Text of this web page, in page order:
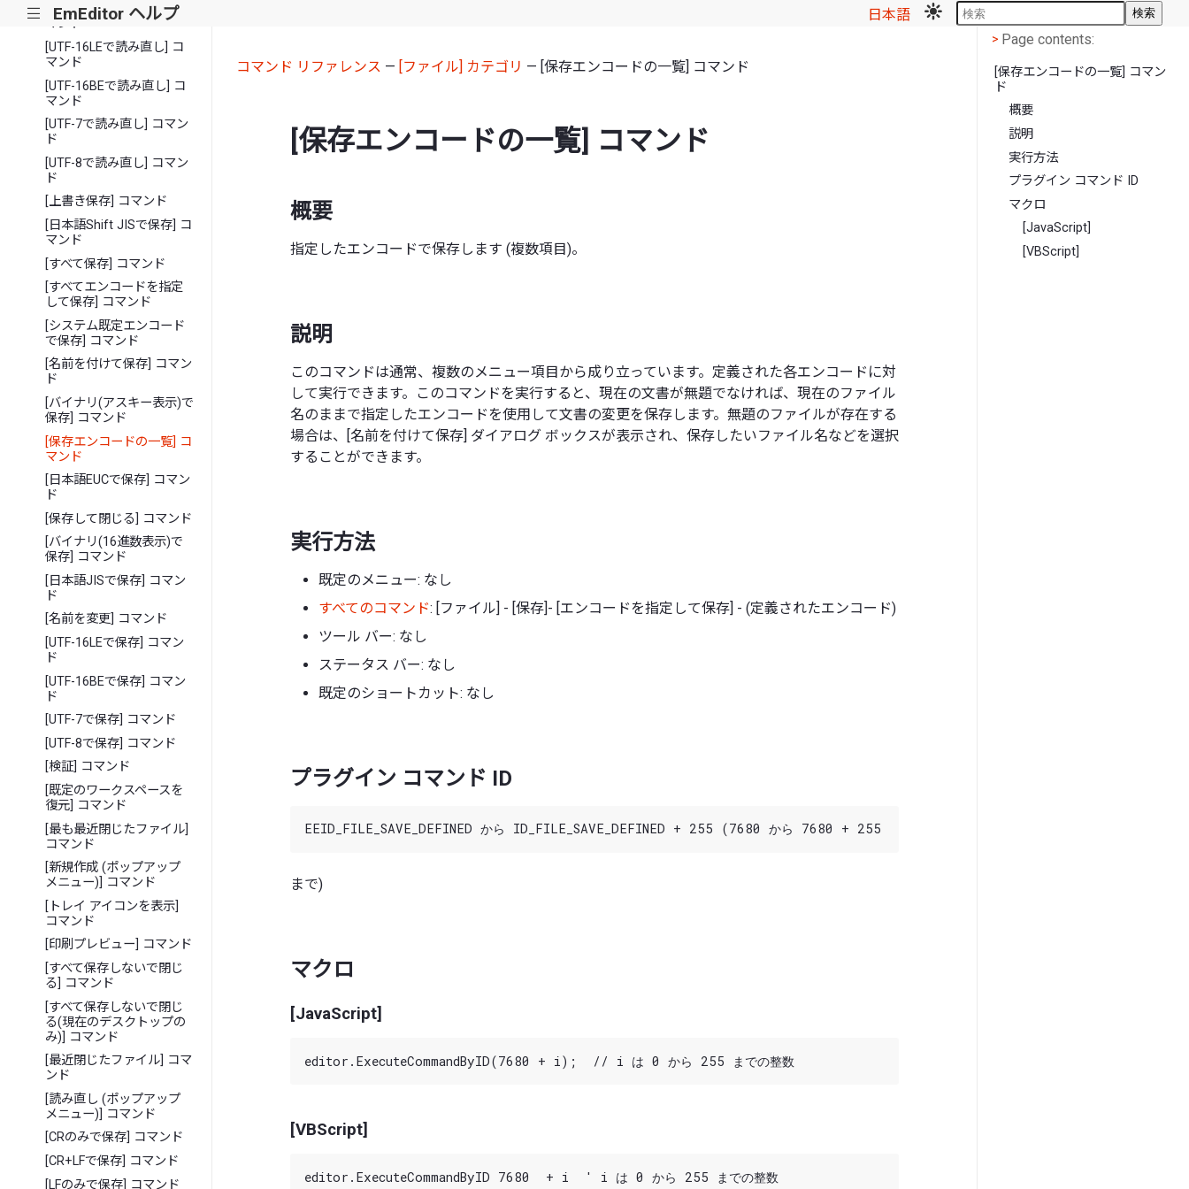
||| EmEditor ヘルプ 日本語 検索
[日本語JISで読み直し] コ
マンド
[UTF-16LEで読み直し] コ
マンド
[UTF-16BEで読み直し] コ
マンド
[UTF-7で読み直し] コマン
ド
[UTF-8で読み直し] コマン
ド
[上書き保存] コマンド
[日本語Shift JISで保存] コ
マンド
[すべて保存] コマンド
[すべてエンコードを指定
して保存] コマンド
[システム既定エンコード
で保存] コマンド
[名前を付けて保存] コマン
ド
[バイナリ(アスキー表示)で
保存] コマンド
[保存エンコードの一覧] コ
マンド
[日本語EUCで保存] コマン
ド
[保存して閉じる] コマンド
[バイナリ(16進数表示)で
保存] コマンド
[日本語JISで保存] コマン
ド
[名前を変更] コマンド
[UTF-16LEで保存] コマン
ド
[UTF-16BEで保存] コマン
ド
[UTF-7で保存] コマンド
[UTF-8で保存] コマンド
[検証] コマンド
[既定のワークスペースを
復元] コマンド
[最も最近閉じたファイル]
コマンド
[新規作成 (ポップアップ
メニュー)] コマンド
[トレイ アイコンを表示]
コマンド
[印刷プレビュー] コマンド
[すべて保存しないで閉じ
る] コマンド
[すべて保存しないで閉じ
る(現在のデスクトップの
み)] コマンド
[最近閉じたファイル] コマ
ンド
[読み直し (ポップアップ
メニュー)] コマンド
[CRのみで保存] コマンド
[CR+LFで保存] コマンド
[LFのみで保存] コマンド
コマンド リファレンス — [ファイル] カテゴリ — [保存エンコードの一覧] コマンド
[保存エンコードの一覧] コマンド
概要
指定したエンコードで保存します (複数項目)。
説明
このコマンドは通常、複数のメニュー項目から成り立っています。定義された各エンコードに対
して実行できます。このコマンドを実行すると、現在の文書が無題でなければ、現在のファイル
名のままで指定したエンコードを使用して文書の変更を保存します。無題のファイルが存在する
場合は、[名前を付けて保存] ダイアログ ボックスが表示され、保存したいファイル名などを選択
することができます。
実行方法
既定のメニュー: なし
すべてのコマンド: [ファイル] - [保存]- [エンコードを指定して保存] - (定義されたエンコード)
ツール バー: なし
ステータス バー: なし
既定のショートカット: なし
プラグイン コマンド ID
まで)
マクロ
[JavaScript]
[VBScript]
< Page contents
> Page contents:
[保存エンコードの一覧] コマン
ド
概要
説明
実行方法
プラグイン コマンド ID
マクロ
[JavaScript]
[VBScript]